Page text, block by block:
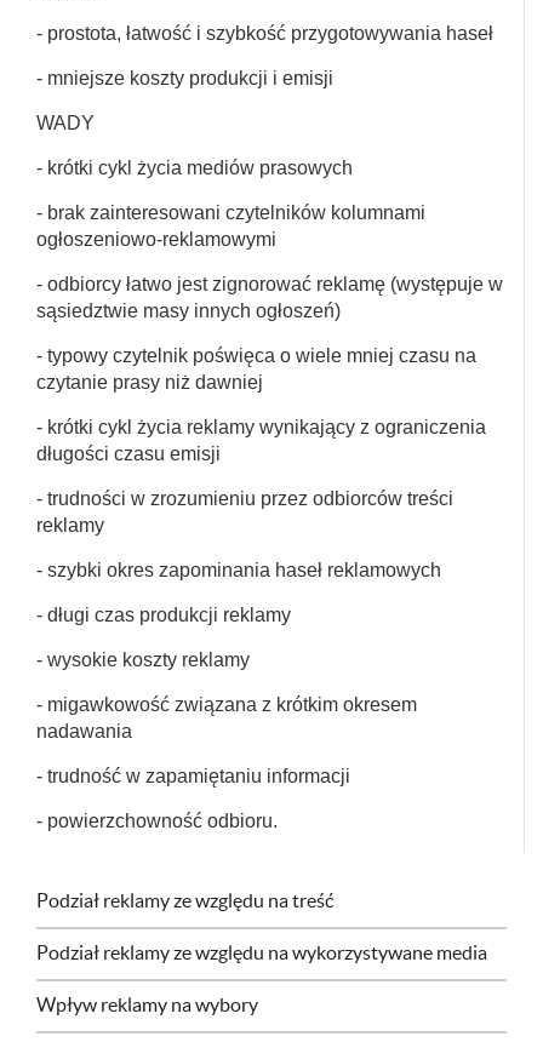
- prostota, łatwość i szybkość przygotowywania haseł
- mniejsze koszty produkcji i emisji
WADY
- krótki cykl życia mediów prasowych
- brak zainteresowani czytelników kolumnami
ogłoszeniowo-reklamowymi
- odbiorcy łatwo jest zignorować reklamę (występuje w
sąsiedztwie masy innych ogłoszeń)
- typowy czytelnik poświęca o wiele mniej czasu na
czytanie prasy niż dawniej
- krótki cykl życia reklamy wynikający z ograniczenia
długości czasu emisji
- trudności w zrozumieniu przez odbiorców treści
reklamy
- szybki okres zapominania haseł reklamowych
- długi czas produkcji reklamy
- wysokie koszty reklamy
- migawkowość związana z krótkim okresem
nadawania
- trudność w zapamiętaniu informacji
- powierzchowność odbioru.
Podział reklamy ze względu na treść
Podział reklamy ze względu na wykorzystywane media
Wpływ reklamy na wybory